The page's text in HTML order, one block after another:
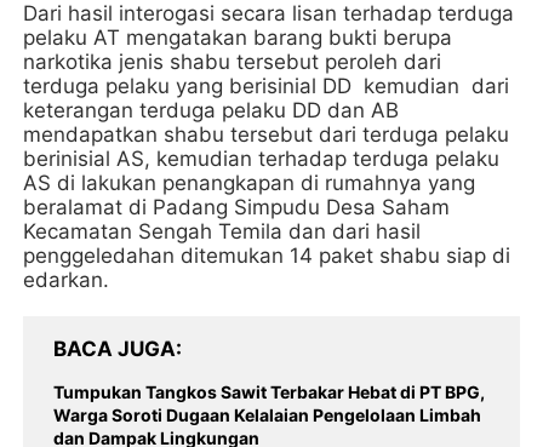
Dari hasil interogasi secara lisan terhadap terduga
pelaku AT mengatakan barang bukti berupa
narkotika jenis shabu tersebut peroleh dari
terduga pelaku yang berisinial DD kemudian dari
keterangan terduga pelaku DD dan AB
mendapatkan shabu tersebut dari terduga pelaku
berinisial AS, kemudian terhadap terduga pelaku
AS di lakukan penangkapan di rumahnya yang
beralamat di Padang Simpudu Desa Saham
Kecamatan Sengah Temila dan dari hasil
penggeledahan ditemukan 14 paket shabu siap di
edarkan.
BACA JUGA
Tumpukan Tangkos Sawit Terbakar Hebat di PT BPG,
Warga Soroti Dugaan Kelalaian Pengelolaan Limbah
dan Dampak Lingkungan